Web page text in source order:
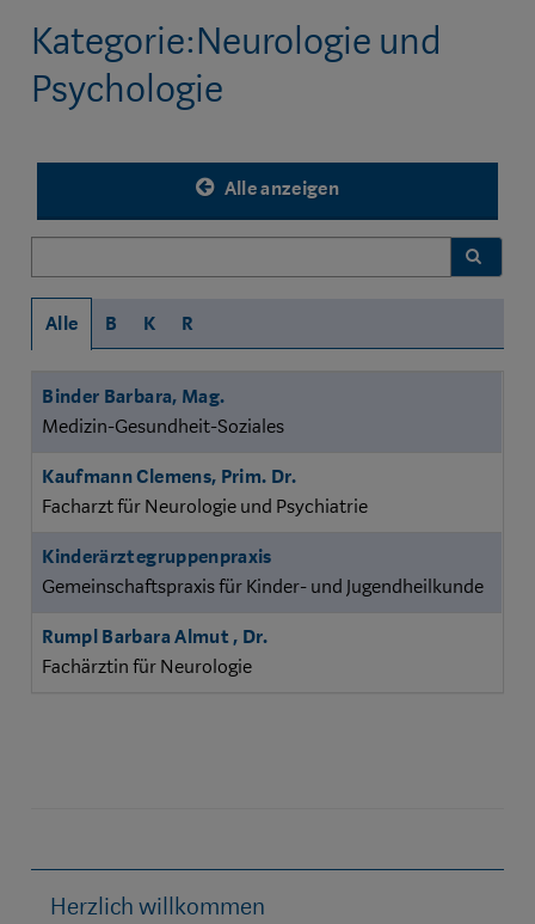
Kategorie:Neurologie und
Psychologie
Alle anzeigen
Alle B K R
Name Branche
Binder Barbara, Mag.
Medizin-Gesundheit-Soziales
Kaufmann Clemens, Prim. Dr.
Facharzt für Neurologie und Psychiatrie
Kinderärztegruppenpraxis
Gemeinschaftspraxis für Kinder- und Jugendheilkunde
Rumpl Barbara Almut , Dr.
Fachärztin für Neurologie
Herzlich willkommen